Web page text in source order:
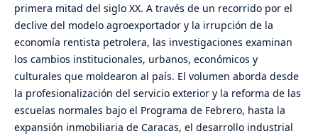
primera mitad del siglo XX. A través de un recorrido por el
declive del modelo agroexportador y la irrupción de la
economía rentista petrolera, las investigaciones examinan
los cambios institucionales, urbanos, económicos y
culturales que moldearon al país. El volumen aborda desde
la profesionalización del servicio exterior y la reforma de las
escuelas normales bajo el Programa de Febrero, hasta la
expansión inmobiliaria de Caracas, el desarrollo industrial